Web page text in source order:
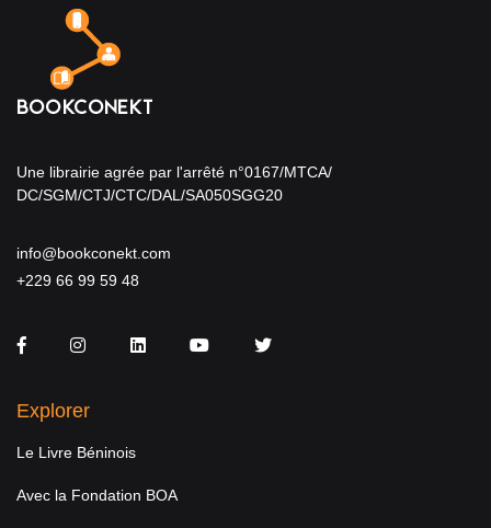
Une librairie agrée par l'arrêté n°0167/MTCA/
DC/SGM/CTJ/CTC/DAL/SA050SGG20
info@bookconekt.com
+229 66 99 59 48
FacebookInstagramLinkedInYou TubeTwitter
Explorer
Le Livre Béninois
Avec la Fondation BOA